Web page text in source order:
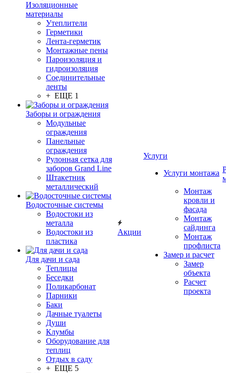
Изоляционные
материалы
Утеплители
Герметики
Лента-герметик
Монтажные пены
Пароизоляция и
гидроизоляция
Соединительные
ленты
+ ЕЩЕ 1
Заборы и ограждения
Модульные
ограждения
Панельные
ограждения
Рулонная сетка для
заборов Grand Line
Штакетник
металлический
Водосточные системы
Водостоки из
металла
Водостоки из
пластика
Для дачи и сада
Теплицы
Беседки
Поликарбонат
Парники
Баки
Дачные туалеты
Души
Клумбы
Оборудование для
теплиц
Отдых в саду
+ ЕЩЕ 5
Акции
Услуги
Услуги монтажа
Монтаж
кровли и
фасада
Монтаж
сайдинга
Монтаж
профлиста
Замер и расчет
Замер
объекта
Расчет
проекта